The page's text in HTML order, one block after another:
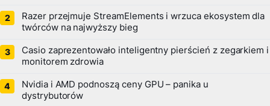
Razer przejmuje StreamElements i wrzuca ekosystem dla
twórców na najwyższy bieg
Casio zaprezentowało inteligentny pierścień z zegarkiem i
monitorem zdrowia
Nvidia i AMD podnoszą ceny GPU – panika u
dystrybutorów